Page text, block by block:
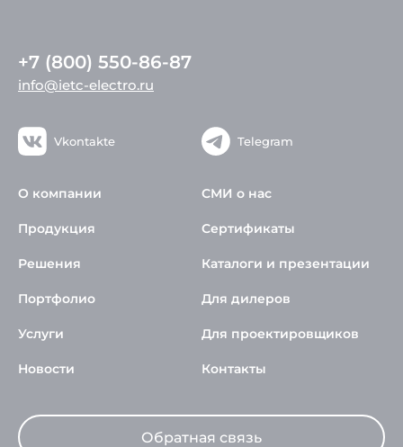
+7 (800) 550-86-87
info@ietc-electro.ru
Vkontakte Telegram
О компании
Продукция
Решения
Портфолио
Услуги
Новости
СМИ о нас
Сертификаты
Каталоги и презентации
Для дилеров
Для проектировщиков
Контакты
Обратная связь